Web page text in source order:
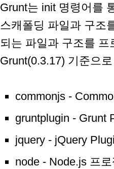
Grunt는 init 명령어를
스캐폴딩 파일과 구조
되는 파일과 구조를
Grunt(0.3.17) 기준으
commonjs -
gruntplugin - Grunt
jquery - jQuery
node - Node.js 프